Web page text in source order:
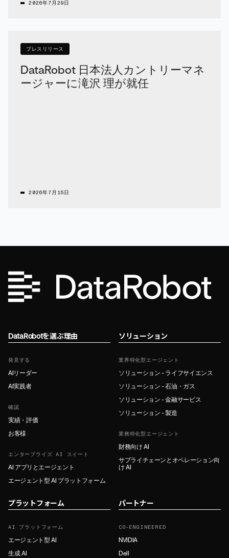
2026年7月29日
プレスリリース
DataRobot 日本法人カントリーマネ
ージャーに滝沢 理が就任
2026年7月15日
DataRobotを選ぶ理由
発見する
AIリーダー
AI実践者
確認
実績・評価
お客様
エンタープライズ AI スイート
AI アプリとエージェント
エージェント型 AI プラットフォーム
ソリューション
業界特化型エージェント
ソリューション - ライフサイエンス
ソリューション - 石油・ガス
ソリューション - 金融サービス
ソリューション - 製造
業務特化型エージェント
財務向け AI
サプライチェーンとオペレーション向
け AI
プラットフォーム
AI プラットフォーム
エージェント型 AI
生成 AI
パートナー
CO-ENGINEERED
NVIDIA
Dell